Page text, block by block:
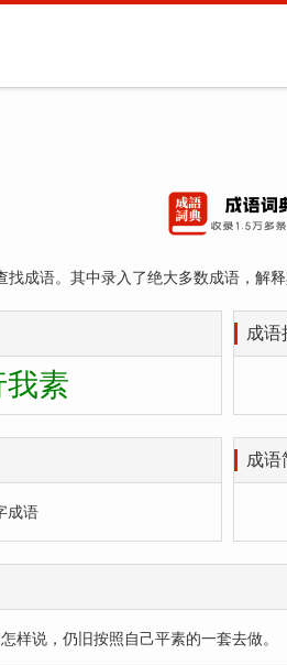
成语。其中录入了绝大多数成语，解
素
成语
成语
成语
样说，仍旧按照自己平素的一套去做。